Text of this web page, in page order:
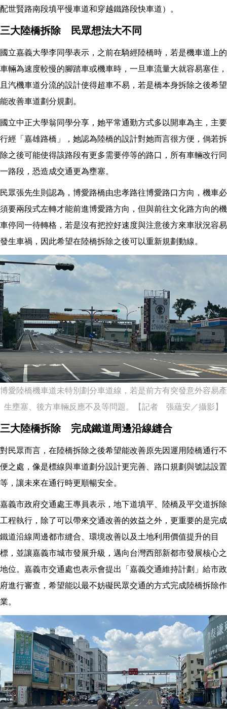
配世賢路南段填平慢車道和穿越鐵路段快車道）。
三大陸橋拆除 民眾想法大不同
國立嘉義大學李同學表示，之前在騎經陸橋時，若是機車道上的
車輛為速度較慢的腳踏車或機車時，一旦車流量大就容易塞住，
且汽機車道分流的設計使得超車不易，若是橋本身拆除之後希望
能改善車道劃分規劃。
國立中正大學翁同學分享，她平常通勤方式多以開車為主，主要
行經「嘉雄路橋」，她認為陸橋的設計對她而言很方便，倘若拆
除之後可能使得該路段有更多需要停等的路口，所有車輛改行同
一路段，恐造成交通更為壅塞。
民眾張先生則認為，博愛路橋由忠孝路往博愛路口方向，機車必
須要兩段式左轉才能前進博愛路方向，但與前往文化路方向的機
車停同一待轉格，若是沒有把控好速度與注意後方來車狀況容易
發生車禍，因此希望在陸橋拆除之後可以重新規劃動線。
博愛陸橋機車道未特別劃分車道線，若是前方有突發意外容易產
生壅塞、後方車輛反應不及等問題。【記者 張蘊安／攝影】
三大陸橋拆除 完成鐵道周邊沿線縫合
對民眾而言，在陸橋拆除之後希望能改善原先因運用陸橋通行不
便之處，像是標線與車道劃分設計更完善、路口規劃與號誌設置
等，讓未來在通行時更順暢安全。
嘉義市政府交通處王專員表示，地下道填平、陸橋及平交道拆除
工程執行，除了可以帶來交通改善的效益之外，更重要的是完成
鐵道沿線周邊都市縫合、環境改善以及土地利用價值提升的目
標，並讓嘉義市城市發展升級，邁向台灣西部新都市發展核心之
地位。嘉義市交通處也表示會提出「嘉義交通維持計劃」給市政
府進行審查，希望能以最不妨礙民眾交通的方式完成陸橋拆除作
業。